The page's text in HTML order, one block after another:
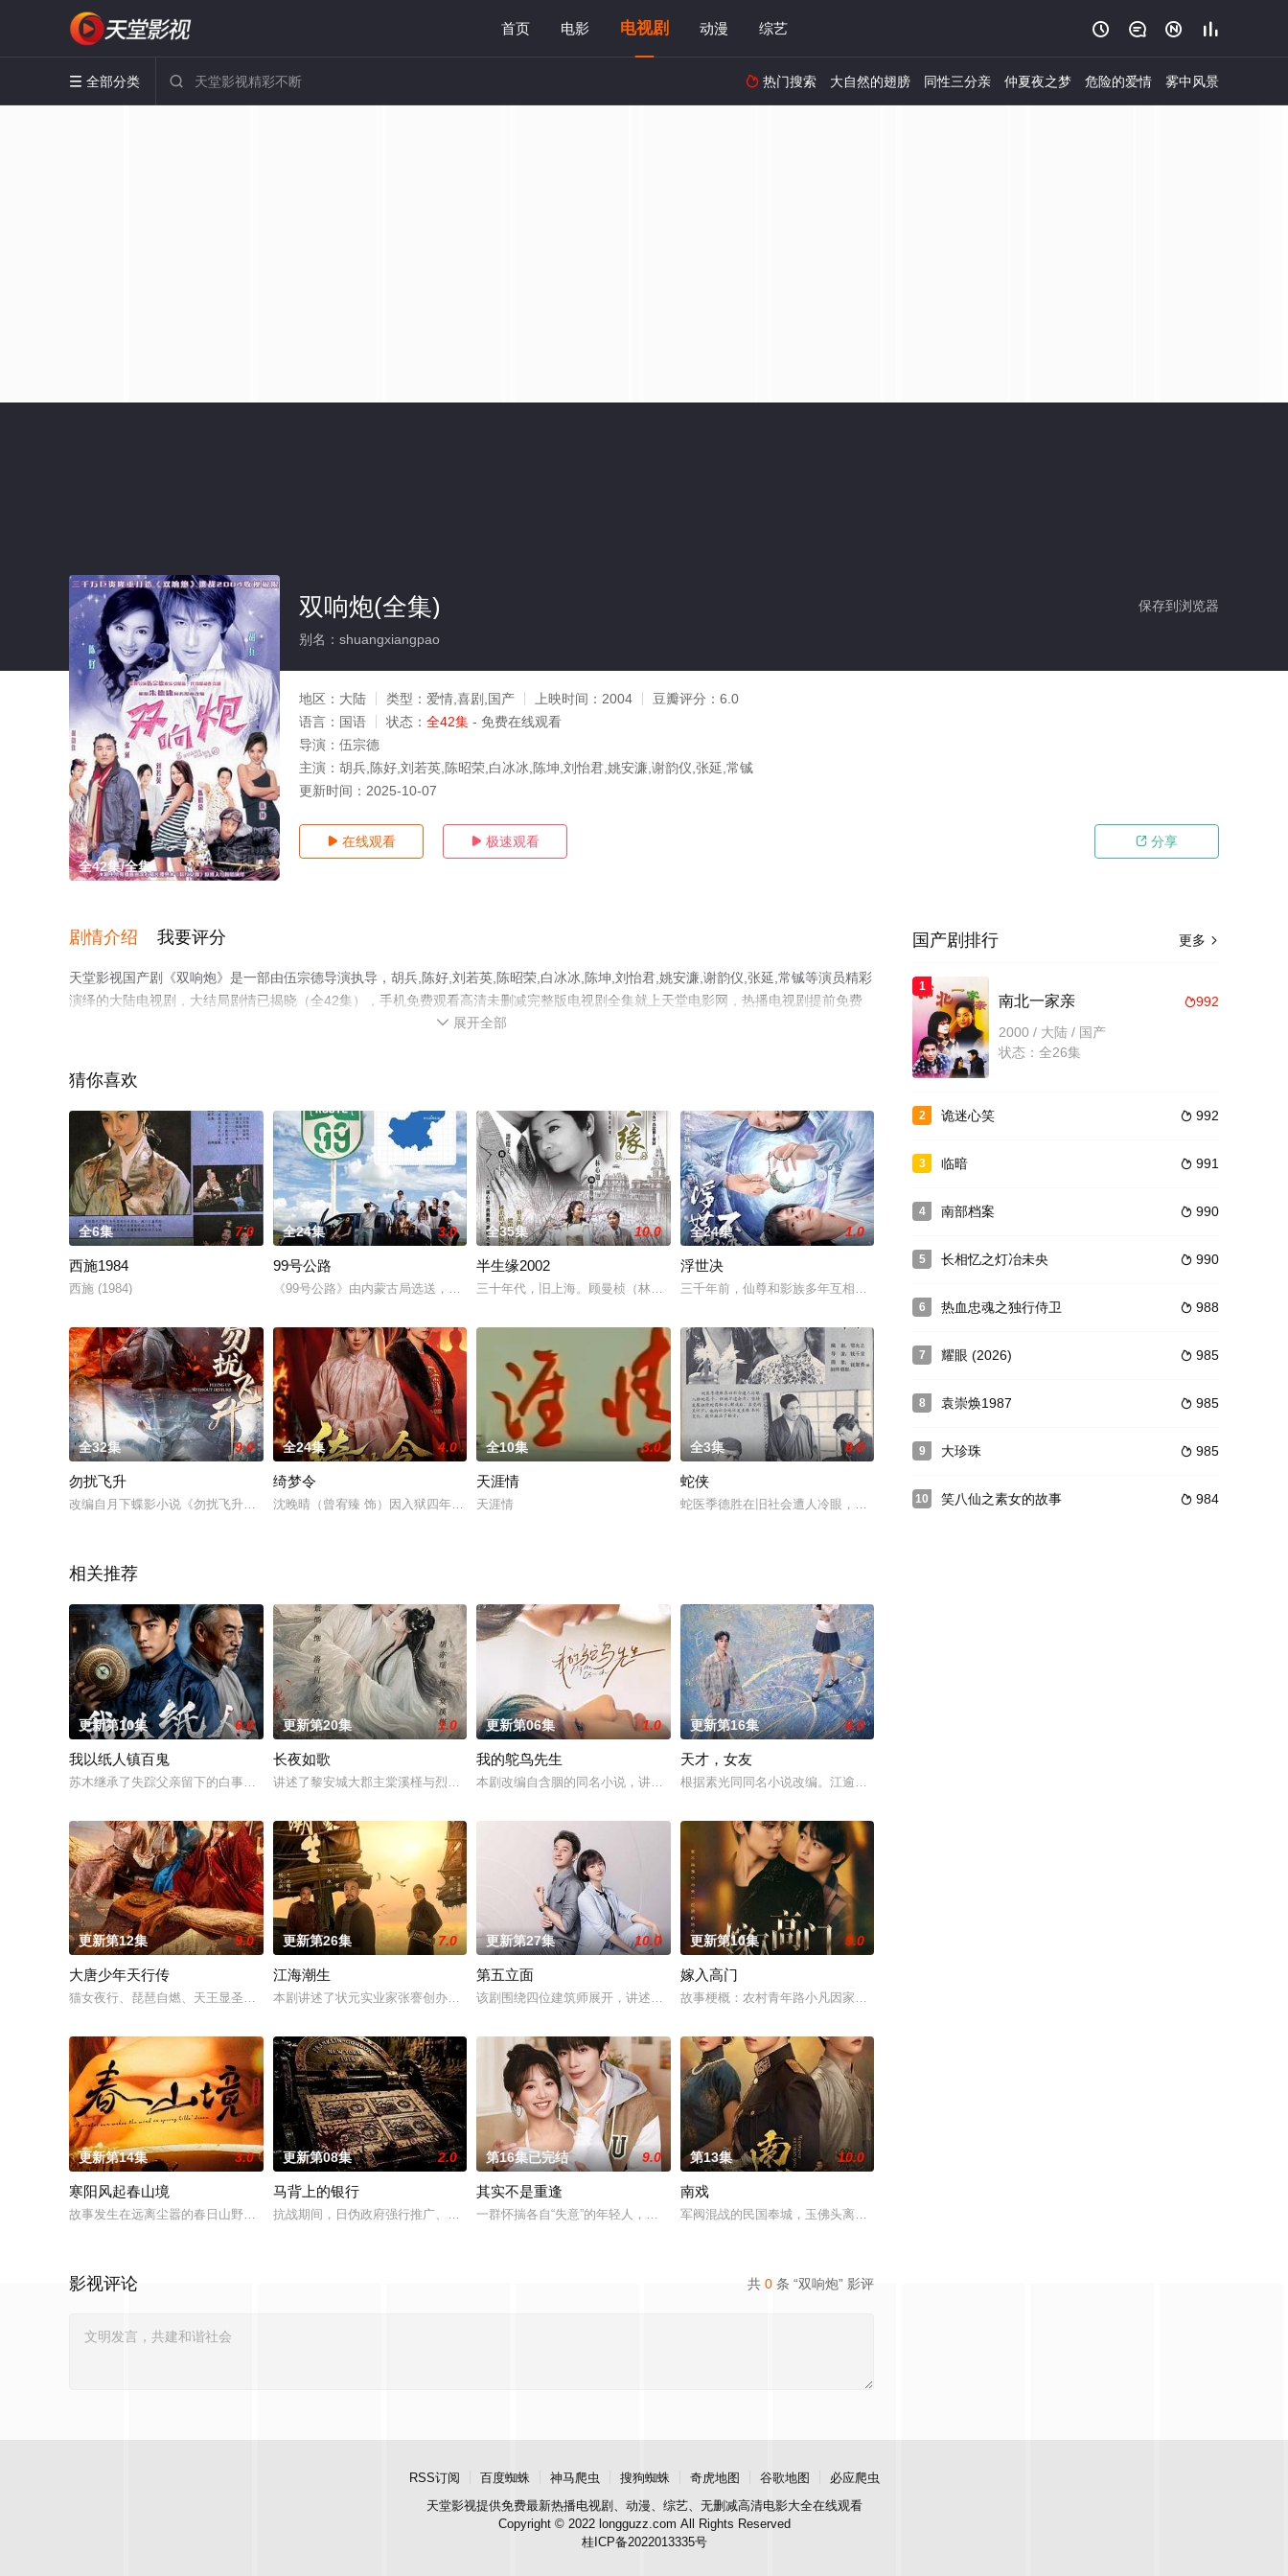
首页 电影 电视剧 动漫 综艺    
 全部分类   热门搜索 大自然的翅膀 同性三分亲 仲夏夜之梦 危险的爱情 雾中风景
全42集/全集
保存到浏览器
双响炮(全集)
别名：shuangxiangpao
地区： 大陆 类型： 爱情,喜剧,国产 上映时间： 2004 豆瓣评分： 6.0
语言： 国语 状态： 全42集 - 免费在线观看
导演： 伍宗德
主演： 胡兵,陈好,刘若英,陈昭荣,白冰冰,陈坤,刘怡君,姚安濂,谢韵仪,张延,常铖
更新时间： 2025-10-07
 在线观看  极速观看  分享
剧情介绍 我要评分
天堂影视国产剧《双响炮》是一部由伍宗德导演执导，胡兵,陈好,刘若英,陈昭荣,白冰冰,陈坤,刘怡君,姚安濂,谢韵仪,张延,常铖等演员精彩
演绎的大陆电视剧，大结局剧情已揭晓（全42集），手机免费观看高清未删减完整版电视剧全集就上天堂电影网，热播电视剧提前免费
观看，更多剧情信息可移步至豆瓣电视剧、电视猫或剧情网等平台了解。
 展开全部
猜你喜欢
全6集 7.0
西施1984
西施 (1984)
全24集 3.0
99号公路
《99号公路》由内蒙古局选送，内蒙古数字文化出版社有限责任公司出品，8分钟*24集，取景
全35集 10.0
半生缘2002
三十年代，旧上海。顾曼桢（林心如 饰）优雅娴静，在家里照顾母亲，在外独立工作，与同事沈世
全24集 1.0
浮世决
三千年前，仙尊和影族多年互相攻伐，仙尊景微夺取了影族神器浮世镜并封印了传说中的魔物邪云，
全32集 9.0
勿扰飞升
改编自月下蝶影小说《勿扰飞升》一位在凡尘界备受冷遇的亡国公主箜篌，因机缘巧合意外进入修仙
全24集 4.0
绮梦令
沈晚晴（曾宥臻 饰）因入狱四年被指不洁，柳府为了名声赶尽杀绝。换脸重生后变为商贾女兰梦嫣
全10集 3.0
天涯情
天涯情
全3集 8.0
蛇侠
蛇医季德胜在旧社会遭人冷眼，人称蛇花子，但他不遗余力，坚持发展祖传秘方。解放后，在党的关
相关推荐
更新第10集 6.0
我以纸人镇百鬼
苏木继承了失踪父亲留下的白事馆，本想低调扎纸维生，却因一具流血的新娘纸人卷入了一场跨越十
更新第20集 1.0
长夜如歌
讲述了黎安城大郡主棠溪槿与烈云峥之间曲折动人的情感，以及他们在复杂局势中坚守初心、勇敢面
更新第06集 1.0
我的鸵鸟先生
本剧改编自含胭的同名小说，讲述了邻家女孩庞倩（苏晓彤 饰）与童年时因一场意外落下身体残缺
更新第16集 6.0
天才，女友
根据素光同同名小说改编。江逾白长大以后，林知夏忽然对他说：“江逾白，我喜欢你，哲学和生物
更新第12集 9.0
大唐少年天行传
猫女夜行、琵琶自燃、天王显圣、少年失踪......长安怪事扎堆？少年神探慕天行携竹马神探
更新第26集 7.0
江海潮生
本剧讲述了状元实业家张謇创办大生企业，实业报国的故事。甲午战争后，国家蒙羞，张謇虽高中状
更新第27集 10.0
第五立面
该剧围绕四位建筑师展开，讲述了他们在中意合作项目中面对专业挑战与境外竞争，通过创新实践实
更新第10集 5.0
嫁入高门
故事梗概：农村青年路小凡因家庭欠债，被迫替贝家大小姐掩盖未婚先孕丑闻，入赘豪门贝家。他在
更新第14集 3.0
寒阳风起春山境
故事发生在远离尘嚣的春日山野，两个孤独的人因机缘巧合相遇。一人背负过往伤痕，避世居于深山
更新第08集 2.0
马背上的银行
抗战期间，日伪政府强行推广、使用由“中国准备银行”发行的伪钞货币。根据党中央指示，高景波
第16集已完结 9.0
其实不是重逢
一群怀揣各自“失意”的年轻人，在沿海小城南安相遇相知，他们决心各展所长创办旅行社。他们以
第13集 10.0
南戏
军阀混战的民国奉城，玉佛头离奇失窃，戏班主横尸戏台，将冷血少帅许又安与昆曲名伶荣筱楠推向
共 0 条 “双响炮” 影评
影视评论
更多 
国产剧排行
1
992
南北一家亲
2000 / 大陆 / 国产
状态：全26集
2  992
诡迷心笑
3  991
临暗
4  990
南部档案
5  990
长相忆之灯冶未央
6  988
热血忠魂之独行侍卫
7  985
耀眼 (2026)
8  985
袁崇焕1987
9  985
大珍珠
10  984
笑八仙之素女的故事
RSS订阅 百度蜘蛛 神马爬虫 搜狗蜘蛛 奇虎地图 谷歌地图
必应爬虫
天堂影视提供免费最新热播电视剧、动漫、综艺、无删减高清电影大全在线观看
Copyright © 2022 longguzz.com All Rights Reserved
桂ICP备2022013335号